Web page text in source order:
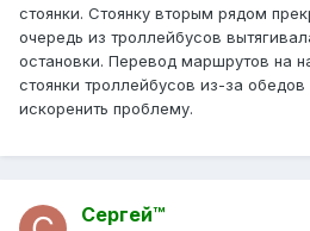
стоянки. Стоянку вторым рядом
очередь из троллейбусов
остановки. Перевод маршрутов на
стоянки троллейбусов из-за
искоренить проблему.
Сергей™